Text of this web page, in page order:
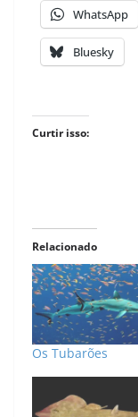
WhatsApp
Bluesky
Curtir isso:
Relacionado
Os Tubarões